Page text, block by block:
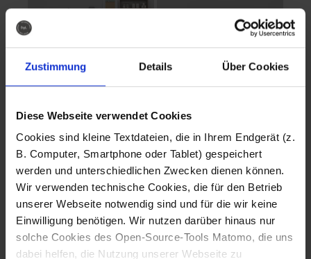
Zustimmung Details Über Cookies
Diese Webseite verwendet Cookies
Cookies sind kleine Textdateien, die in Ihrem Endgerät (z.
B. Computer, Smartphone oder Tablet) gespeichert
werden und unterschiedlichen Zwecken dienen können.
Wir verwenden technische Cookies, die für den Betrieb
unserer Webseite notwendig sind und für die wir keine
Einwilligung benötigen. Wir nutzen darüber hinaus nur
solche Cookies des Open-Source-Tools Matomo, die uns
dabei helfen, die Nutzung unserer Webseite zu
Fotografo: Lorenz
Sternbach
Download
Fotografo: Lorenz
Sternbach
Download